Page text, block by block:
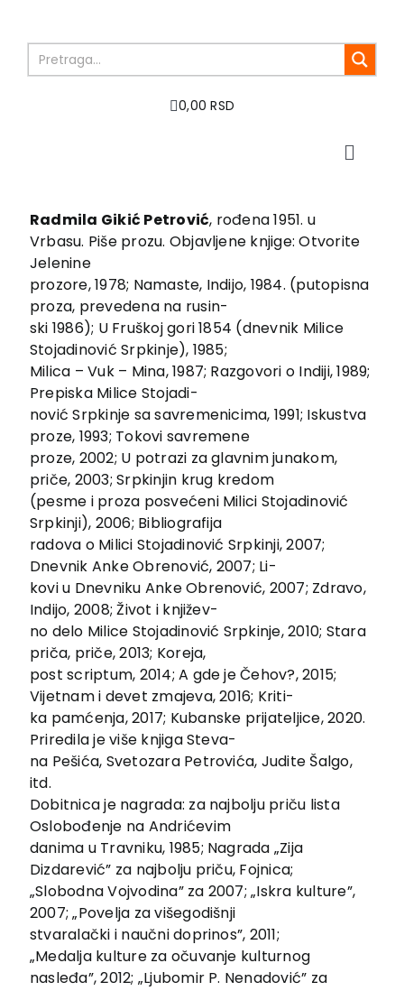
content
0,00 RSD
Toggle
O nama
Knjige
U pripremi
Akcija
Autori
Vesti
EU PROJEKTI
Kontakt
Radmila Gikić Petrović, rođena 1951. u
Vrbasu. Piše prozu. Objavljene knjige: Otvorite
Jelenine
prozore, 1978; Namaste, Indijo, 1984. (putopisna
proza, prevedena na rusin-
ski 1986); U Fruškoj gori 1854 (dnevnik Milice
Stojadinović Srpkinje), 1985;
Milica – Vuk – Mina, 1987; Razgovori o Indiji, 1989;
Prepiska Milice Stojadi-
nović Srpkinje sa savremenicima, 1991; Iskustva
proze, 1993; Tokovi savremene
proze, 2002; U potrazi za glavnim junakom,
priče, 2003; Srpkinjin krug kredom
(pesme i proza posvećeni Milici Stojadinović
Srpkinji), 2006; Bibliografija
radova o Milici Stojadinović Srpkinji, 2007;
Dnevnik Anke Obrenović, 2007; Li-
kovi u Dnevniku Anke Obrenović, 2007; Zdravo,
Indijo, 2008; Život i književ-
no delo Milice Stojadinović Srpkinje, 2010; Stara
priča, priče, 2013; Koreja,
post scriptum, 2014; A gde je Čehov?, 2015;
Vijetnam i devet zmajeva, 2016; Kriti-
ka pamćenja, 2017; Kubanske prijateljice, 2020.
Priredila je više knjiga Steva-
na Pešića, Svetozara Petrovića, Judite Šalgo,
itd.
Dobitnica je nagrada: za najbolju priču lista
Oslobođenje na Andrićevim
danima u Travniku, 1985; Nagrada „Zija
Dizdarević” za najbolju priču, Fojnica;
„Slobodna Vojvodina” za 2007; „Iskra kulture”,
2007; „Povelja za višegodišnji
stvaralački i naučni doprinos”, 2011;
„Medalja kulture za očuvanje kulturnog
nasleđa”, 2012; „Ljubomir P. Nenadović” za